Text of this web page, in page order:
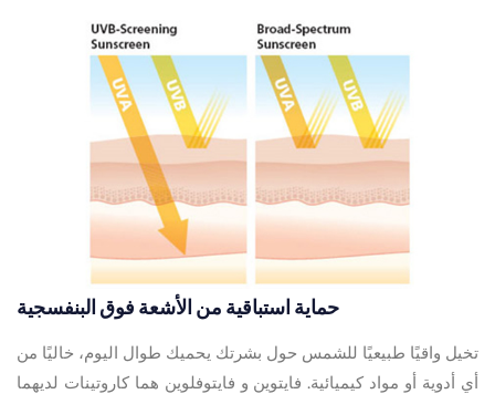
حماية استباقية من الأشعة فوق البنفسجية
تخيل واقيًا طبيعيًا للشمس حول بشرتك يحميك طوال اليوم، خاليًا من
أي أدوية أو مواد كيميائية. فايتوين و فايتوفلوين هما كاروتينات لديهما